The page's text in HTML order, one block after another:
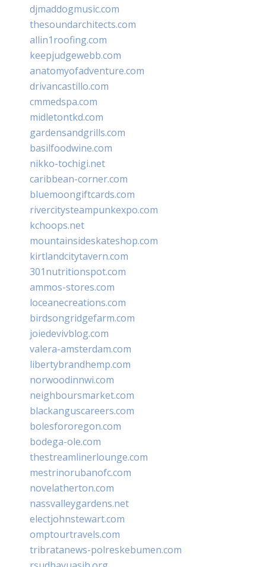
djmaddogmusic.com
thesoundarchitects.com
allin1roofing.com
keepjudgewebb.com
anatomyofadventure.com
drivancastillo.com
cmmedspa.com
midletontkd.com
gardensandgrills.com
basilfoodwine.com
nikko-tochigi.net
caribbean-corner.com
bluemoongiftcards.com
rivercitysteampunkexpo.com
kchoops.net
mountainsideskateshop.com
kirtlandcitytavern.com
301nutritionspot.com
ammos-stores.com
loceanecreations.com
birdsongridgefarm.com
joiedevivblog.com
valera-amsterdam.com
libertybrandhemp.com
norwoodinnwi.com
neighboursmarket.com
blackanguscareers.com
bolesfororegon.com
bodega-ole.com
thestreamlinerlounge.com
mestrinorubanofc.com
novelatherton.com
nassvalleygardens.net
electjohnstewart.com
omptourtravels.com
tribratanews-polreskebumen.com